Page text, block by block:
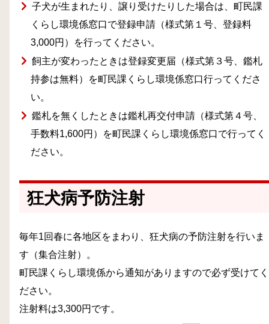
子犬が生まれたり、譲り受けたりした場合は、町民課
くらし環境係窓口で登録申請（様式第１号、登録料
3,000円）を行ってください。
飼主が変わったときは登録変更届（様式第３号、鑑札
持参は無料）を町民課くらし環境係窓口行ってくださ
い。
鑑札を無くしたときは鑑札再交付申請（様式第４号、
手数料1,600円）を町民課くらし環境係窓口で行ってく
ださい。
狂犬病予防注射
毎年1回春に各地区をまわり、狂犬病の予防注射を行いま
す（集合注射）。
町民課くらし環境係から通知がありますので必ず受けてく
ださい。
注射料は3,300円です。